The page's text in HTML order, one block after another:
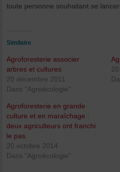
toute personne souhaitant se
Similaire
Agroforesterie associer
arbres et cultures
20 décembre 2011
Dans "Agroécologie"
Agroforesterie en grande
culture et en maraîchage :
deux agriculteurs ont franchi
le pas.
20 octobre 2014
Dans "Agroécologie"